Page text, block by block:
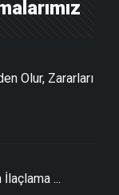
Olur, Zararları
...